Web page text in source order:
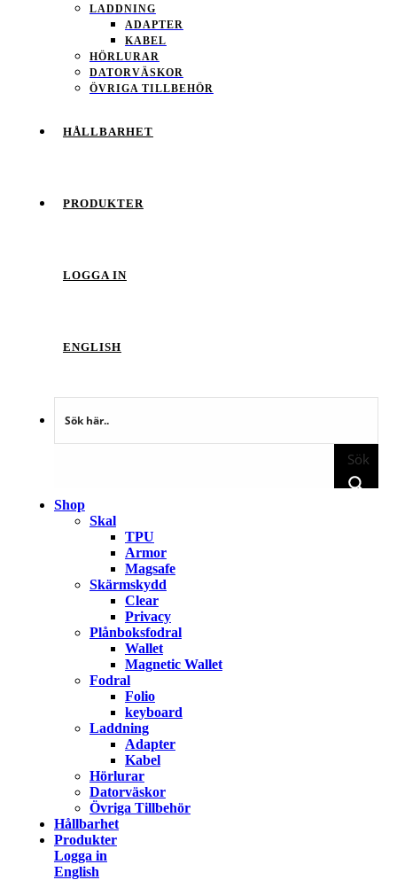
LADDNING
ADAPTER
KABEL
HÖRLURAR
DATORVÄSKOR
ÖVRIGA TILLBEHÖR
HÅLLBARHET
PRODUKTER
LOGGA IN
ENGLISH
Sök
Shop
Skal
TPU
Armor
Magsafe
Skärmskydd
Clear
Privacy
Plånboksfodral
Wallet
Magnetic Wallet
Fodral
Folio
keyboard
Laddning
Adapter
Kabel
Hörlurar
Datorväskor
Övriga Tillbehör
Hållbarhet
Produkter
Logga in
English